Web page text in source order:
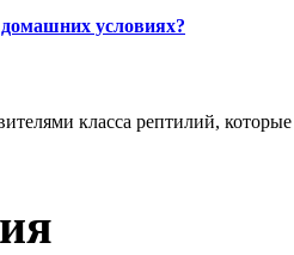
условиях?
класса рептилий,